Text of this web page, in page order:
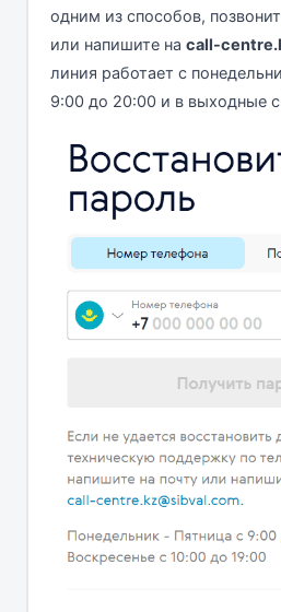
одним из способов,
или напишите на call-
линия работает с
9:00 до 20:00 и в выходные